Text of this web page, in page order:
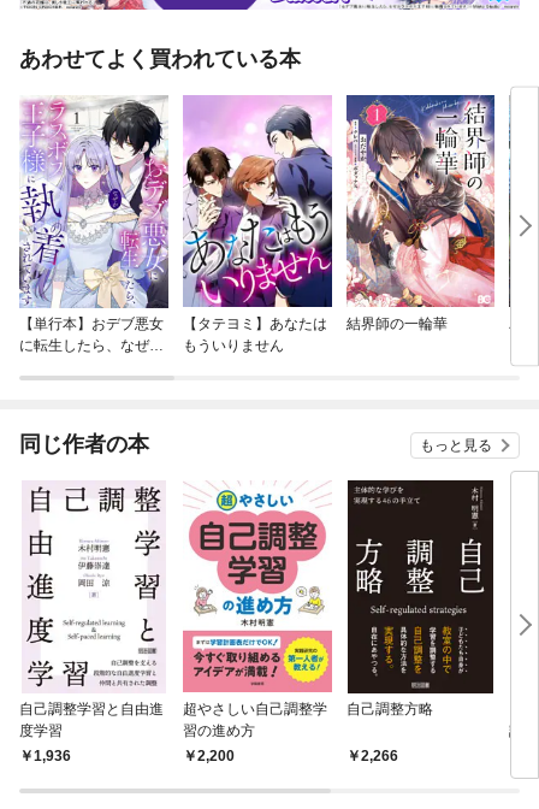
あわせてよく買われている本
【単行本】おデブ悪女
に転生したら、なぜか
【タテヨミ】あなたは
もういりません
結界師の一輪華
バ
今
同じ作者の本 もっと見る
自己調整学習と自由進
度学習
1,936
超やさしい自己調整学
習の進め方
2,200
自己調整方略
2,266
話